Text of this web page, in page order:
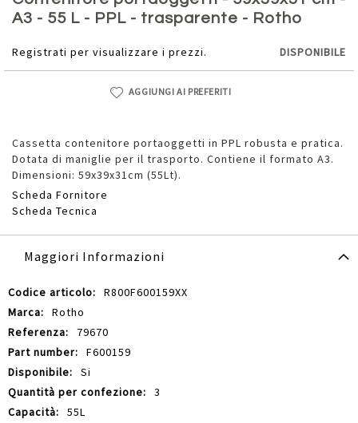
A3 - 55 L - PPL - trasparente - Rotho
Registrati per visualizzare i prezzi. DISPONIBILE
AGGIUNGI AI PREFERITI
Cassetta contenitore portaoggetti in PPL robusta e pratica.
Dotata di maniglie per il trasporto. Contiene il formato A3.
Dimensioni: 59x39x31cm (55Lt).
Scheda Fornitore
Scheda Tecnica
della
galleria
immagini
Maggiori Informazioni
Maggiori
Informazioni
R800F600159XX
Rotho
79670
F600159
Si
3
55L